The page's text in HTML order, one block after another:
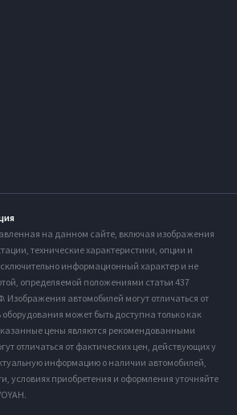
на данном сайте, включая изображения
технические характеристики, опции и
информационный характер и не
определяемой положениями статьи 437
Изображения автомобилей могут отличаться от
может быть доступна только как
цены являются рекомендованными
отличаться от фактических цен, действующих у
информацию о наличии автомобилей,
условиях приобретения и оформления уточняйте